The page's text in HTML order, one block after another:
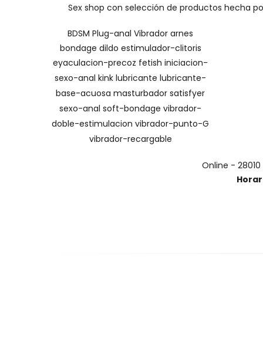
Sex shop con selección de productos hecha
BDSM Plug-anal Vibrador arnes
bondage dildo estimulador-clitoris
eyaculacion-precoz fetish iniciacion-
sexo-anal kink lubricante lubricante-
base-acuosa masturbador satisfyer
sexo-anal soft-bondage vibrador-
doble-estimulacion vibrador-punto-G
vibrador-recargable
Online -